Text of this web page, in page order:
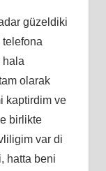
güzeldiki
hala
olarak
kaptirdim ve
birlikte
var di
hatta beni